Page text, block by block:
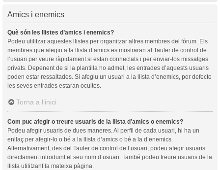
Amics i enemics
Què són les llistes d’amics i enemics?
Podeu utilitzar aquestes llistes per organitzar altres membres del fòrum. Els
membres que afegiu a la llista d’amics es mostraran al Tauler de control de
l’usuari per veure ràpidament si estan connectats i per enviar-los missatges
privats. Depenent de si la plantilla ho admet, les entrades d’aquests usuaris
poden estar ressaltades. Si afegiu un usuari a la llista d’enemics, per defecte
les seves entrades estaran ocultes.
Torna a l’inici
Com puc afegir o treure usuaris de la llista d’amics o enemics?
Podeu afegir usuaris de dues maneres. Al perfil de cada usuari, hi ha un
enllaç per afegir-lo o bé a la llista d’amics o bé a la d’enemics.
Alternativament, des del Tauler de control de l’usuari, podeu afegir usuaris
directament introduïnt el seu nom d’usuari. També podeu treure usuaris de la
llista utilitzant la mateixa pàgina.